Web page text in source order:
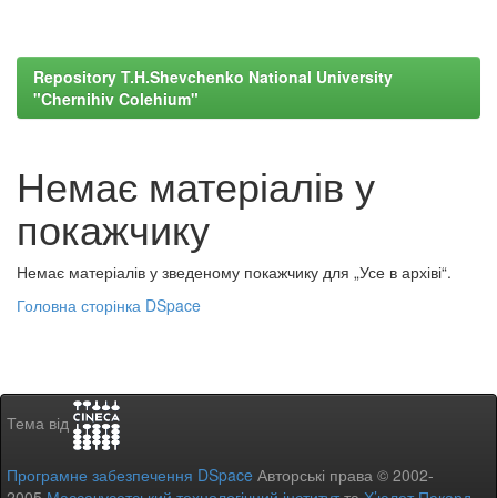
Repository T.H.Shevchenko National University
"Chernihiv Colehium"
Немає матеріалів у
покажчику
Немає матеріалів у зведеному покажчику для „Усе в архіві“.
Головна сторінка DSpace
Тема від
Програмне забезпечення DSpace Авторські права © 2002-